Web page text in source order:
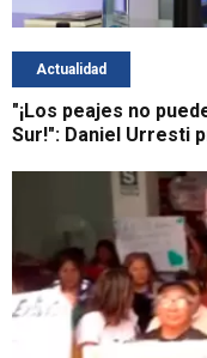
Actualidad
"¡Los peajes no
Sur!": Daniel Urresti